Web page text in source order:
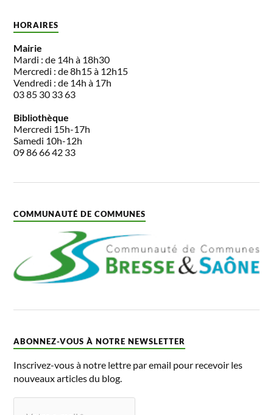
HORAIRES
Mairie
Mardi : de 14h à 18h30
Mercredi : de 8h15 à 12h15
Vendredi : de 14h à 17h
03 85 30 33 63
Bibliothèque
Mercredi 15h-17h
Samedi 10h-12h
09 86 66 42 33
COMMUNAUTÉ DE COMMUNES
ABONNEZ-VOUS À NOTRE NEWSLETTER
Inscrivez-vous à notre lettre par email pour recevoir les
nouveaux articles du blog.